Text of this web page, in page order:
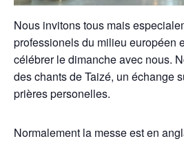
Nous invitons tous mais
professionels du milieu européen
célébrer le dimanche avec nous.
des chants de Taizé, un échange
prières personelles.
Normalement la messe est en